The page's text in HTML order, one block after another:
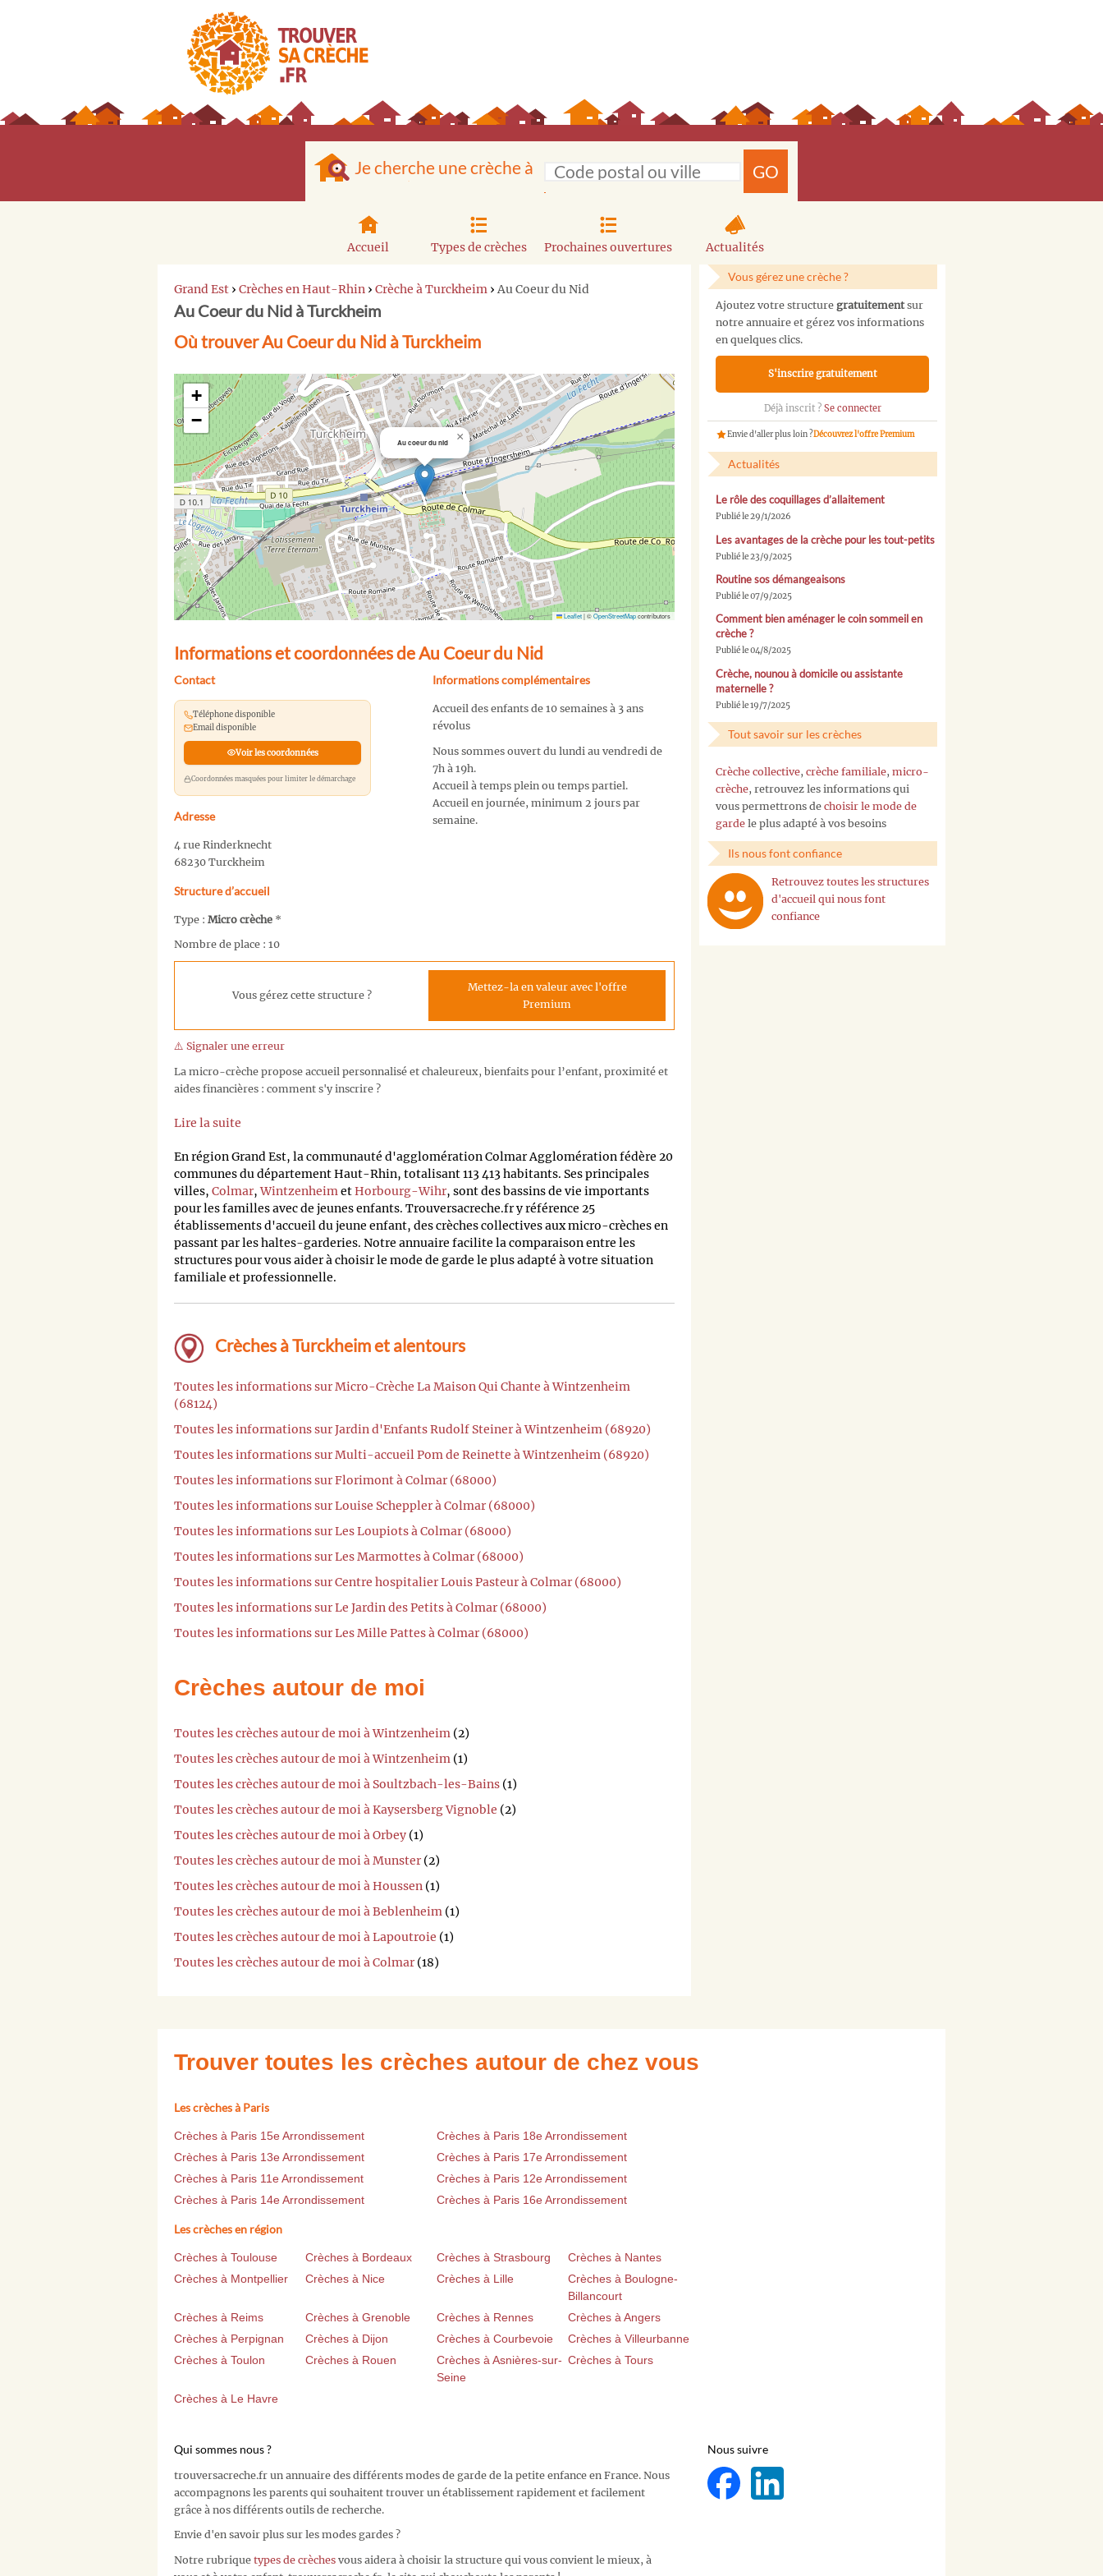
Je cherche une crèche à GO
Accueil Types de crèches Prochaines ouvertures Actualités
Grand Est › Crèches en Haut-Rhin › Crèche à Turckheim › Au Coeur du Nid
Au Coeur du Nid à Turckheim
Où trouver Au Coeur du Nid à Turckheim
Au coeur du nid ×
+
−
Leaflet|©OpenStreetMapcontributors
Informations et coordonnées de Au Coeur du Nid
Contact
Téléphone disponible
Email disponible
Voir les coordonnées
Coordonnées masquées pour limiter le démarchage
Adresse
4 rue Rinderknecht
68230 Turckheim
Structure d’accueil
Type : Micro crèche *
Nombre de place : 10
Informations complémentaires
Accueil des enfants de 10 semaines à 3 ans
révolus
Nous sommes ouvert du lundi au vendredi de
7h à 19h.
Accueil à temps plein ou temps partiel.
Accueil en journée, minimum 2 jours par
semaine.
Vous gérez cette structure ?
Mettez-la en valeur avec l'offre
Premium
⚠️ Signaler une erreur
La micro-crèche propose accueil personnalisé et chaleureux, bienfaits pour l’enfant, proximité et
aides financières : comment s'y inscrire ?
Lire la suite
En région Grand Est, la communauté d'agglomération Colmar Agglomération fédère 20
communes du département Haut-Rhin, totalisant 113 413 habitants. Ses principales
villes, Colmar,WintzenheimetHorbourg-Wihr, sont des bassins de vie importants
pour les familles avec de jeunes enfants. Trouversacreche.fr y référence 25
établissements d'accueil du jeune enfant, des crèches collectives aux micro-crèches en
passant par les haltes-garderies. Notre annuaire facilite la comparaison entre les
structures pour vous aider à choisir le mode de garde le plus adapté à votre situation
familiale et professionnelle.
Crèches à Turckheim et alentours
Toutes les informations sur Micro-Crèche La Maison Qui Chante à Wintzenheim
(68124)
Toutes les informations sur Jardin d'Enfants Rudolf Steiner à Wintzenheim (68920)
Toutes les informations sur Multi-accueil Pom de Reinette à Wintzenheim (68920)
Toutes les informations sur Florimont à Colmar (68000)
Toutes les informations sur Louise Scheppler à Colmar (68000)
Toutes les informations sur Les Loupiots à Colmar (68000)
Toutes les informations sur Les Marmottes à Colmar (68000)
Toutes les informations sur Centre hospitalier Louis Pasteur à Colmar (68000)
Toutes les informations sur Le Jardin des Petits à Colmar (68000)
Toutes les informations sur Les Mille Pattes à Colmar (68000)
Crèches autour de moi
Toutes les crèches autour de moi à Wintzenheim (2)
Toutes les crèches autour de moi à Wintzenheim (1)
Toutes les crèches autour de moi à Soultzbach-les-Bains (1)
Toutes les crèches autour de moi à Kaysersberg Vignoble (2)
Toutes les crèches autour de moi à Orbey (1)
Toutes les crèches autour de moi à Munster (2)
Toutes les crèches autour de moi à Houssen (1)
Toutes les crèches autour de moi à Beblenheim (1)
Toutes les crèches autour de moi à Lapoutroie (1)
Toutes les crèches autour de moi à Colmar (18)
Vous gérez une crèche ?
Ajoutez votre structure gratuitementsur
notre annuaire et gérez vos informations
en quelques clics.
S'inscrire gratuitement
Déjà inscrit ? Se connecter
Envie d'aller plus loin ?Découvrez l'offre Premium
Actualités
Le rôle des coquillages d’allaitement
Publié le 29/1/2026
Les avantages de la crèche pour les tout-petits
Publié le 23/9/2025
Routine sos démangeaisons
Publié le 07/9/2025
Comment bien aménager le coin sommeil en
crèche ?
Publié le 04/8/2025
Crèche, nounou à domicile ou assistante
maternelle ?
Publié le 19/7/2025
Tout savoir sur les crèches
Crèche collective, crèche familiale, micro-
crèche, retrouvez les informations qui
vous permettrons de choisir le mode de
garde le plus adapté à vos besoins
Ils nous font confiance
Retrouvez toutes les structures
d'accueil qui nous font
confiance
Trouver toutes les crèches autour de chez vous
Les crèches à Paris
Crèches à Paris 15e Arrondissement
Crèches à Paris 18e Arrondissement
Crèches à Paris 13e Arrondissement
Crèches à Paris 17e Arrondissement
Crèches à Paris 11e Arrondissement
Crèches à Paris 12e Arrondissement
Crèches à Paris 14e Arrondissement
Crèches à Paris 16e Arrondissement
Les crèches en région
Crèches à Toulouse Crèches à Bordeaux Crèches à Strasbourg
Crèches à Nantes
Crèches à Montpellier
Crèches à Nice Crèches à Lille
Crèches à Boulogne-
Billancourt
Crèches à Reims
Crèches à Grenoble Crèches à Rennes
Crèches à Angers
Crèches à Perpignan
Crèches à Dijon Crèches à Courbevoie
Crèches à Villeurbanne
Crèches à Toulon
Crèches à Rouen
Crèches à Asnières-sur-
Seine
Crèches à Tours
Crèches à Le Havre
Qui sommes nous ?
trouversacreche.fr un annuaire des différents modes de garde de la petite enfance en France. Nous
accompagnons les parents qui souhaitent trouver un établissement rapidement et facilement
grâce à nos différents outils de recherche.
Envie d'en savoir plus sur les modes gardes ?
Notre rubrique types de crèches vous aidera à choisir la structure qui vous convient le mieux, à
Nous suivre